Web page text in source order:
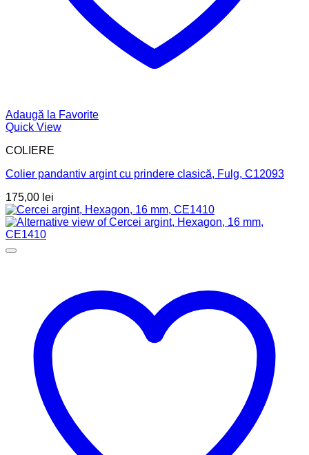
Adaugă la Favorite
Quick View
COLIERE
Colier pandantiv argint cu prindere clasică, Fulg, C12093
175,00 lei